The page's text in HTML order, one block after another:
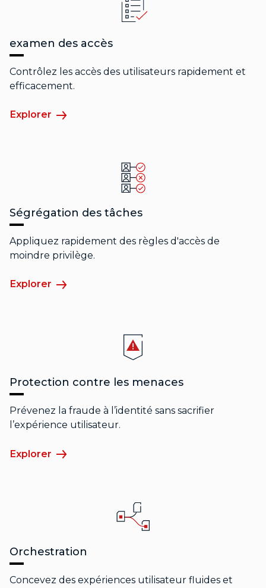
examen des accès
Contrôlez les accès des utilisateurs rapidement et
efficacement.
Explorer
Ségrégation des tâches
Appliquez rapidement des règles d'accès de
moindre privilège.
Explorer
Protection contre les menaces
Prévenez la fraude à l’identité sans sacrifier
l’expérience utilisateur.
Explorer
Orchestration
Concevez des expériences utilisateur fluides et